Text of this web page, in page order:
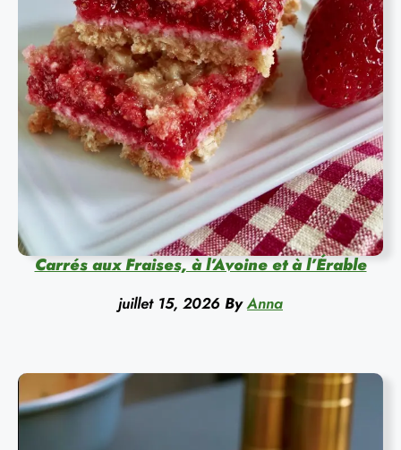
Carrés aux Fraises, à l’Avoine et à l’Érable
juillet 15, 2026 By Anna